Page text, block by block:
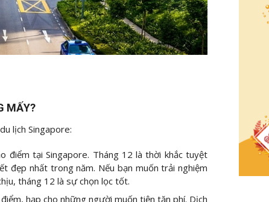
MẤY?
lịch Singapore:
điểm tại Singapore. Tháng 12 là thời khắc tuyệt
đẹp nhất trong năm. Nếu bạn muốn trải nghiệm
tháng 12 là sự chọn lọc tốt.
hạp cho những người muốn tiện tặn phí. Dịch